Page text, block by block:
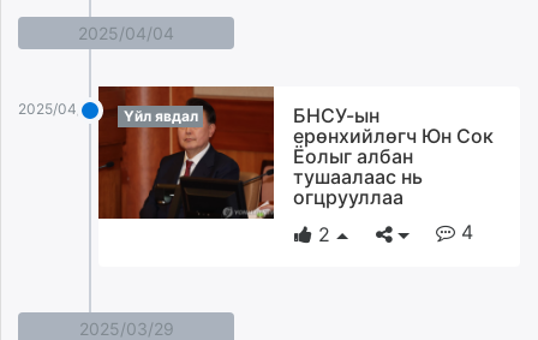
2025/04/04
2025/04/04 Үйл явдал
БНСУ-ын
ерөнхийлөгч Юн Сок
Ёолыг албан
тушаалаас нь
огцрууллаа
2
4
2025/03/29